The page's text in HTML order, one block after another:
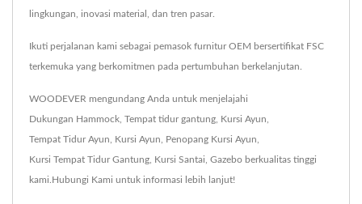
lingkungan, inovasi material, dan tren pasar.
Ikuti perjalanan kami sebagai pemasok furnitur OEM bersertifikat FSC
terkemuka yang berkomitmen pada pertumbuhan berkelanjutan.
WOODEVER mengundang Anda untuk menjelajahi
Dukungan Hammock Tempat tidur gantung Kursi Ayun
Tempat Tidur Ayun Kursi Ayun Penopang Kursi Ayun
Kursi Tempat Tidur Gantung Kursi Santai Gazebo berkualitas tinggi
kami. Hubungi Kami untuk informasi lebih lanjut!